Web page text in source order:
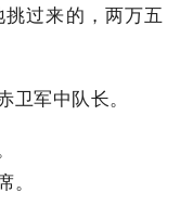
过来的，两万五
军中队长。